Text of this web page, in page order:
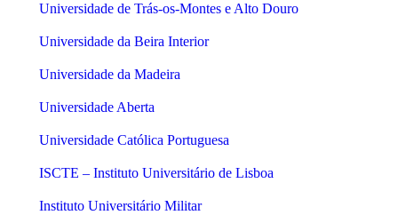
Universidade de Trás-os-Montes e Alto Douro
Universidade da Beira Interior
Universidade da Madeira
Universidade Aberta
Universidade Católica Portuguesa
ISCTE – Instituto Universitário de Lisboa
Instituto Universitário Militar